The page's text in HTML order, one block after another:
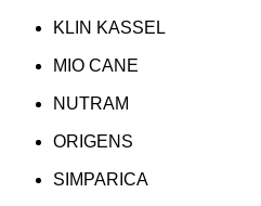
KLIN KASSEL
MIO CANE
NUTRAM
ORIGENS
SIMPARICA